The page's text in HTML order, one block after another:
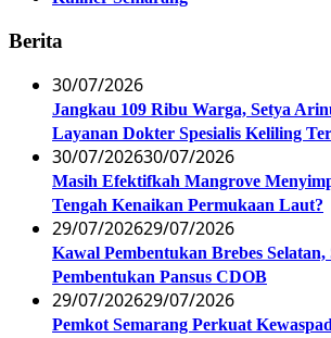
Berita
30/07/2026
Jangkau 109 Ribu Warga, Setya
Layanan Dokter Spesialis Keliling
30/07/202630/07/2026
Masih Efektifkah Mangrove
Tengah Kenaikan Permukaan Laut?
29/07/202629/07/2026
Kawal Pembentukan Brebes
Pembentukan Pansus CDOB
29/07/202629/07/2026
Pemkot Semarang Perkuat